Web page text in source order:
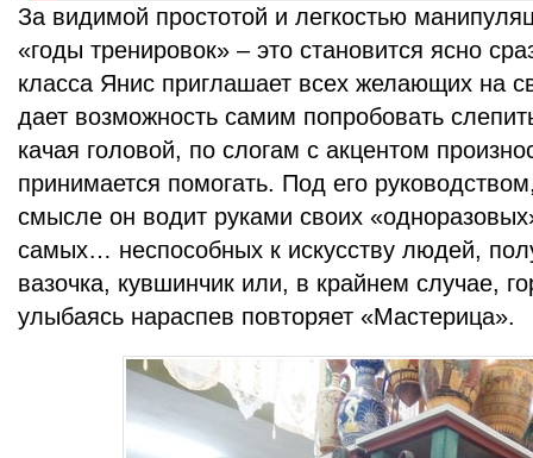
За видимой простотой и легкостью
«годы тренировок» – это становится ясно
класса Янис приглашает всех желающих на
дает возможность самим попробовать
качая головой, по слогам с акцентом
принимается помогать. Под его
смысле он водит руками своих
самых… неспособных к искусству людей,
вазочка, кувшинчик или, в крайнем случае,
улыбаясь нараспев повторяет «Мастерица».